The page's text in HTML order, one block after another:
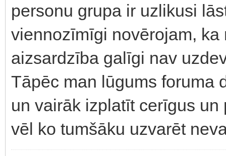
personu grupa ir uzlikusi
viennozīmīgi novērojam,
aizsardzība galīgi nav
Tāpēc man lūgums foruma
un vairāk izplatīt cerīgus
vēl ko tumšāku uzvarēt